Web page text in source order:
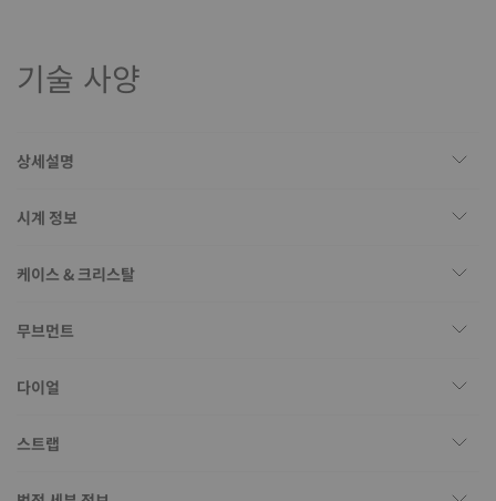
기술 사양
상세설명
시계 정보
케이스 & 크리스탈
무브먼트
다이얼
스트랩